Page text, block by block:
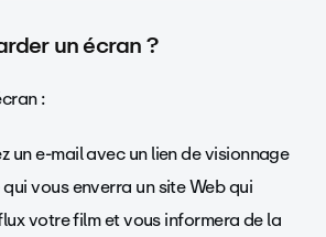
un écran ?
:
un e-mail avec un lien de visionnage
vous enverra un site Web qui
votre film et vous informera de la